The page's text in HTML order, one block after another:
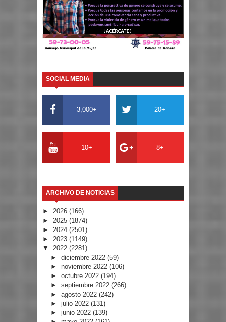
SOCIAL MEDIA
3,000+ 20+
10+ 8+
ARCHIVO DE NOTICIAS
► 2026 (166)
► 2025 (1874)
► 2024 (2501)
► 2023 (1149)
▼ 2022 (2281)
► diciembre 2022 (59)
► noviembre 2022 (106)
► octubre 2022 (194)
► septiembre 2022 (266)
► agosto 2022 (242)
► julio 2022 (131)
► junio 2022 (139)